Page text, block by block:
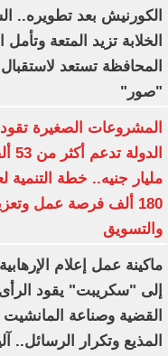
الكورنيش بعد تطويره..
الخلابة تزيد المتعة
المحافظة تستعد
"صور"
المشروعات الصغيرة تقود
180 ألف فرصة عمل
والتسويق
ماكينة عمل إعلام
إلى "سكريبت" يقود الرأى
القضية وصناعة المانشيت
المذيع وتكرار الرسائل..